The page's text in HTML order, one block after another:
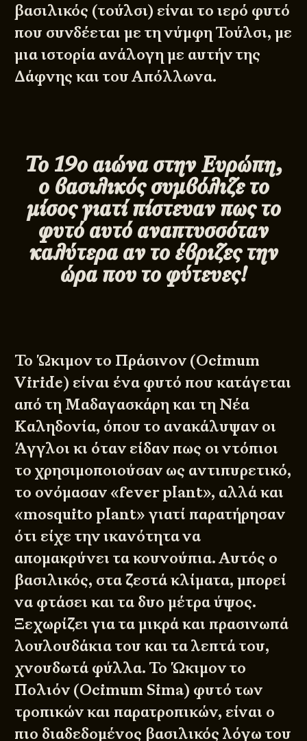
βασιλικός (τούλσι) είναι το ιερό φυτό
που συνδέεται με τη νύμφη Τούλσι, με
μια ιστορία ανάλογη με αυτήν της
Δάφνης και του Απόλλωνα.
Το 19ο αιώνα στην Ευρώπη,
ο βασιλικός συμβόλιζε το
μίσος γιατί πίστευαν πως το
φυτό αυτό αναπτυσσόταν
καλύτερα αν το έβριζες την
ώρα που το φύτευες!
Το Ώκιμον το Πράσινον (Ocimum
Viride) είναι ένα φυτό που κατάγεται
από τη Μαδαγασκάρη και τη Νέα
Καληδονία, όπου το ανακάλυψαν οι
Άγγλοι κι όταν είδαν πως οι ντόπιοι
το χρησιμοποιούσαν ως αντιπυρετικό,
το ονόμασαν «fever plant», αλλά και
«mosquito plant» γιατί παρατήρησαν
ότι είχε την ικανότητα να
απομακρύνει τα κουνούπια. Αυτός ο
βασιλικός, στα ζεστά κλίματα, μπορεί
να φτάσει και τα δυο μέτρα ύψος.
Ξεχωρίζει για τα μικρά και πρασινωπά
λουλουδάκια του και τα λεπτά του,
χνουδωτά φύλλα. Το Ώκιμον το
Πολιόν (Ocimum Sima) φυτό των
τροπικών και παρατροπικών, είναι ο
πιο διαδεδομένος βασιλικός λόγω του